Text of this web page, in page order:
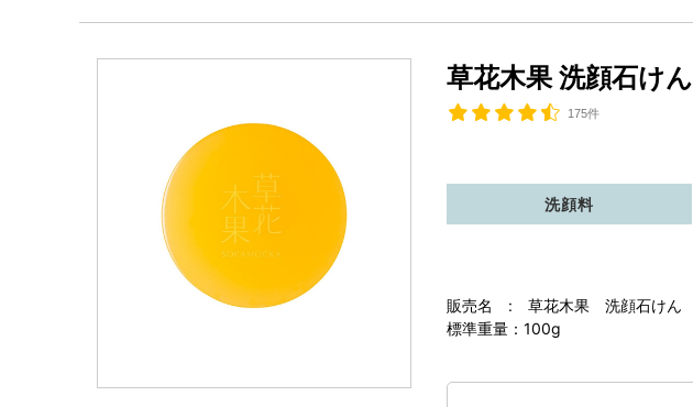
草花木果 洗顔石けん
175件
販売名 : 草花木果 洗顔石けん
標準重量：100g
洗顔料